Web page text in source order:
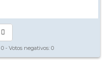
0 - Votos negativos: 0